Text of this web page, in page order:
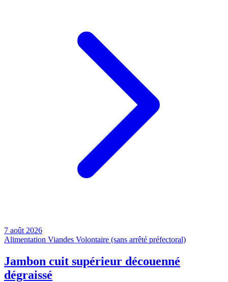
7 août 2026
Alimentation Viandes Volontaire (sans arrêté préfectoral)
Jambon cuit supérieur découenné
dégraissé